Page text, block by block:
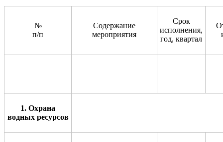
№
п/п
Содержание
мероприятия
Срок
исполнения,
год, квартал
1. Охрана
водных ресурсов